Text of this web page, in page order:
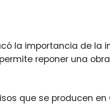
la importancia de la
reponer una
que se producen en